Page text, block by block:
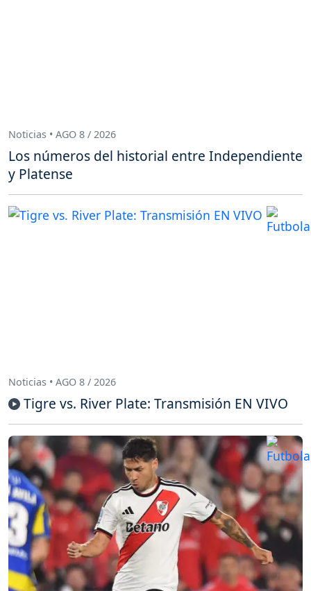
Noticias • AGO 8 / 2026
Los números del historial entre Independiente
y Platense
Noticias • AGO 8 / 2026
Tigre vs. River Plate: Transmisión EN VIVO